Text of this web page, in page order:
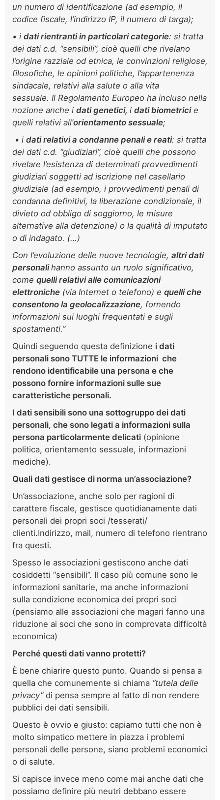
un numero di identificazione (ad esempio, il
codice fiscale, l’indirizzo IP, il numero di targa);
• i dati rientranti in particolari categorie: si tratta
dei dati c.d. “sensibili”, cioè quelli che rivelano
l’origine razziale od etnica, le convinzioni religiose,
filosofiche, le opinioni politiche, l’appartenenza
sindacale, relativi alla salute o alla vita
sessuale. Il Regolamento Europeo ha incluso nella
nozione anche i dati genetici, i dati biometricie
quelli relativi all’orientamento sessuale;
• i dati relativi a condanne penali e reati: si tratta
dei dati c.d. “giudiziari”, cioè quelli che possono
rivelare l’esistenza di determinati provvedimenti
giudiziari soggetti ad iscrizione nel casellario
giudiziale (ad esempio, i provvedimenti penali di
condanna definitivi, la liberazione condizionale, il
divieto od obbligo di soggiorno, le misure
alternative alla detenzione) o la qualità di imputato
o di indagato. (…)
Con l’evoluzione delle nuove tecnologie, altri dati
personalihanno assunto un ruolo significativo,
come quelli relativi alle comunicazioni
elettroniche (via Internet o telefono) e quelli che
consentono la geolocalizzazione, fornendo
informazioni sui luoghi frequentati e sugli
spostamenti.”
Quindi seguendo questa definizione i dati
personali sono TUTTE le informazioni che
rendono identificabile una persona e che
possono fornire informazioni sulle sue
caratteristiche personali.
I dati sensibili sono una sottogruppo dei dati
personali, che sono legati a informazioni sulla
persona particolarmente delicati (opinione
politica, orientamento sessuale, informazioni
mediche).
Quali dati gestisce di norma un’associazione?
Un’associazione, anche solo per ragioni di
carattere fiscale, gestisce quotidianamente dati
personali dei propri soci /tesserati/
clienti.Indirizzo, mail, numero di telefono rientrano
fra questi.
Spesso le associazioni gestiscono anche dati
cosiddetti “sensibili”. Il caso più comune sono le
informazioni sanitarie, ma anche informazioni
sulla condizione economica dei propri soci
(pensiamo alle associazioni che magari fanno una
riduzione ai soci che sono in comprovata difficoltà
economica)
Perché questi dati vanno protetti?
È bene chiarire questo punto. Quando si pensa a
quella che comunemente si chiama “tutela delle
privacy”di pensa sempre al fatto di non rendere
pubblici dei dati sensibili.
Questo è ovvio e giusto: capiamo tutti che non è
molto simpatico mettere in piazza i problemi
personali delle persone, siano problemi economici
o di salute.
Si capisce invece meno come mai anche dati che
possiamo definire più neutri debbano essere